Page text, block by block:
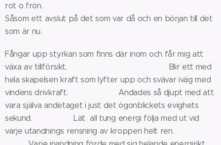
rot o frön.
Såsom ett avslut på det som var då och en början till det
som är nu.
Fångar upp styrkan som finns där inom och får mig att
växa av tillförsikt. Blir ett med
hela skapelsen kraft som lyfter upp och svävar iväg med
vindens drivkraft. Andades så djupt med att
vara själva andetaget i just det ögonblickets evighets
sekund. Lät all tung energi följa med ut vid
varje utandnings rensning av kroppen helt ren.